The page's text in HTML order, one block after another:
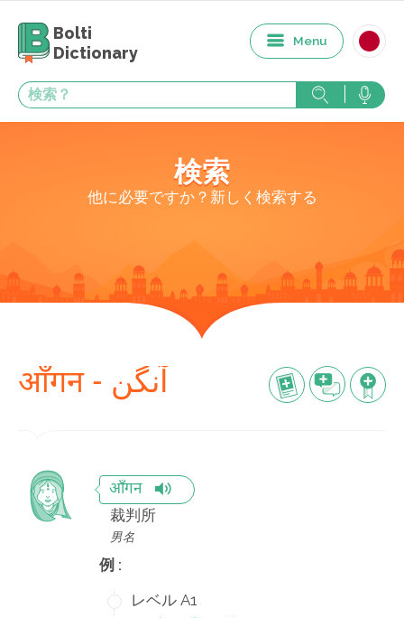
Bolti
Dictionary
Menu
検索
他に必要ですか？新しく検索する
आँगन - آنگن
आँगन
裁判所
男名
例 :
レベル A1